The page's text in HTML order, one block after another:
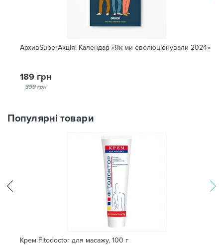
АрхивSuperАкція! Календар «Як ми еволюціонували 2024»
189 грн
399 грн
Популярні товари
Крем Fitodoctor для масажу, 100 г